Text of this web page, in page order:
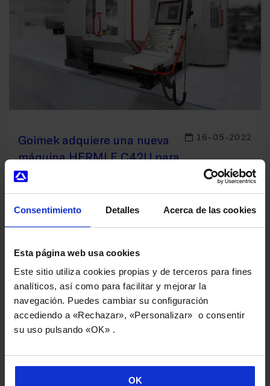
Consentimiento Detalles Acerca de las cookies
Esta página web usa cookies
Este sitio utiliza cookies propias y de terceros para fines
analíticos, así como para facilitar y mejorar la
navegación. Puedes cambiar su configuración
accediendo a «Rechazar», «Personalizar» o consentir
su uso pulsando «OK» .
OK
Goimek adquiere una nueva
máquina HERMLE C42U para
el mecanizado de piezas del
sector aeroespacial
16-05-2022
y grandes mecanizados integrada en
estratégicas en el sector aeroespacial mediante la
incorporación de un nuevo centro de mecanizado
de última generación HERMLE C42U.